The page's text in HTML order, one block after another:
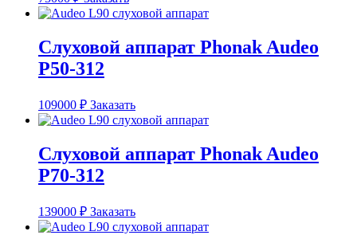
Слуховой аппарат Phonak Audeo
P50-312
109000 ₽ Заказать
Слуховой аппарат Phonak Audeo
P70-312
139000 ₽ Заказать